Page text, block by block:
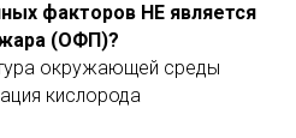
факторов НЕ является
(ОФП)?
окружающей среды
кислорода